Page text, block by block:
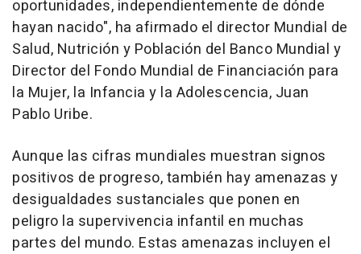
oportunidades, independientemente de dónde
hayan nacido", ha afirmado el director Mundial de
Salud, Nutrición y Población del Banco Mundial y
Director del Fondo Mundial de Financiación para
la Mujer, la Infancia y la Adolescencia, Juan
Pablo Uribe.
Aunque las cifras mundiales muestran signos
positivos de progreso, también hay amenazas y
desigualdades sustanciales que ponen en
peligro la supervivencia infantil en muchas
partes del mundo. Estas amenazas incluyen el